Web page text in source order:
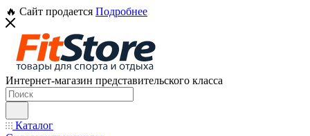
🔥 Сайт продается Подробнее
Интернет-магазин представительского класса
Каталог